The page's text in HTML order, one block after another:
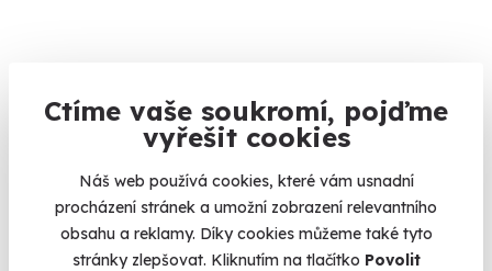
Ctíme vaše soukromí, pojďme
vyřešit cookies
Náš web používá cookies, které vám usnadní
procházení stránek a umožní zobrazení relevantního
obsahu a reklamy. Díky cookies můžeme také tyto
stránky zlepšovat. Kliknutím na tlačítko Povolit
Dárkový poukaz na zážitek
Nevíte, co vybrat? Darujte poukaz na libovolný zážitek a
Celá ČR
500 Kč